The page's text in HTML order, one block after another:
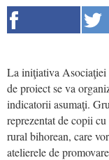
La iniţiativa Asociaţiei
de proiect se va
indicatorii asumaţi.
reprezentat de copii
rural bihorean, care
atelierele de